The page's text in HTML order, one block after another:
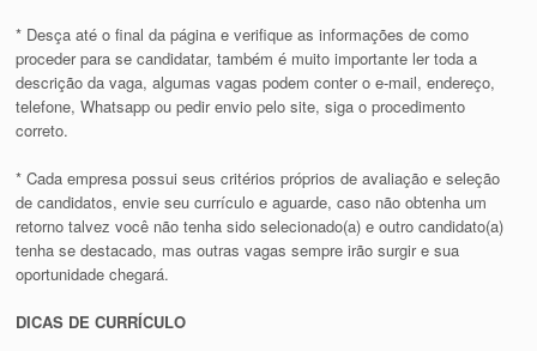
* Desça até o final da página e verifique as informações de como
proceder para se candidatar, também é muito importante ler toda a
descrição da vaga, algumas vagas podem conter o e-mail, endereço,
telefone, Whatsapp ou pedir envio pelo site, siga o procedimento
correto.
* Cada empresa possui seus critérios próprios de avaliação e seleção
de candidatos, envie seu currículo e aguarde, caso não obtenha um
retorno talvez você não tenha sido selecionado(a) e outro candidato(a)
tenha se destacado, mas outras vagas sempre irão surgir e sua
oportunidade chegará.
DICAS DE CURRÍCULO